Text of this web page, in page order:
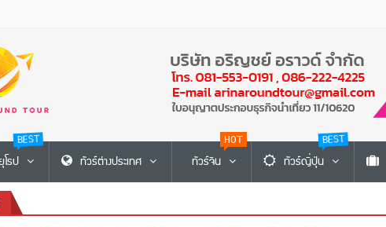
รป
BEST
ทัวร์ต่างประเทศ ทัวร์จีน
HOT
ทัวร์ญี่ปุ่น
BEST